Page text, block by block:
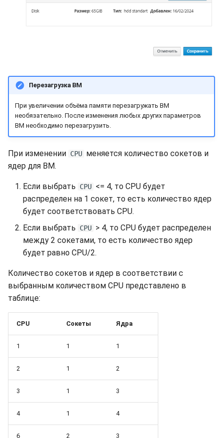
Перезагрузка ВМ
При увеличении объёма памяти перезагружать ВМ
необязательно. После изменения любых других параметров
ВМ необходимо перезагрузить.
При изменении CPU меняется количество сокетов и
ядер для ВМ.
Если выбрать CPU <= 4, то CPU будет
распределен на 1 сокет, то есть количество ядер
будет соответствовать CPU.
Если выбрать
CPU > 4, то CPU будет распределен
между 2 сокетами, то есть количество ядер
будет равно CPU/2.
Количество сокетов и ядер в соответствии с
выбранным количеством CPU представлено в
таблице:
CPU Сокеты Ядра
1 1 1
2 1 2
3 1 3
4 1 4
6 2 3